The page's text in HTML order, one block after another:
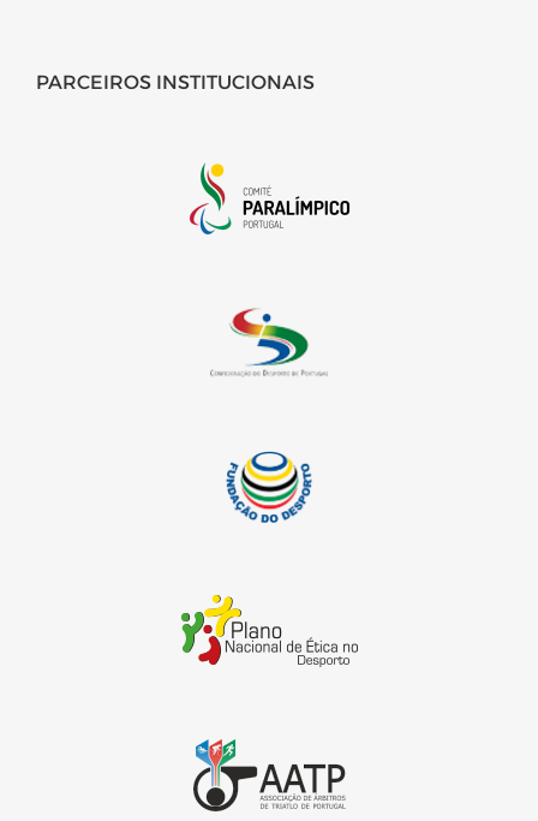
PARCEIROS INSTITUCIONAIS